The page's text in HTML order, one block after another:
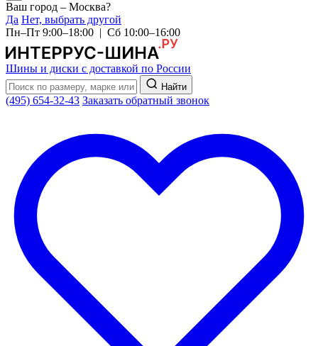
Ваш город – Москва?
Да Нет, выбрать другой
Пн–Пт 9:00–18:00 | Сб 10:00–16:00
Шины и диски с доставкой по России
Найти
(495) 654-32-43 Заказать обратный звонок